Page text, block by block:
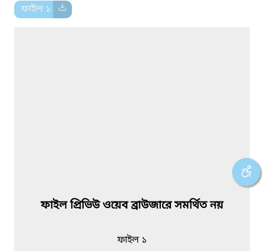
ফাইল ১
ফাইল প্রিভিউ ওয়েব ব্রাউজারে সমর্থিত নয়
ফাইল ১